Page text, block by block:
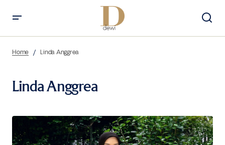
Home Linda Anggrea
Linda Anggrea